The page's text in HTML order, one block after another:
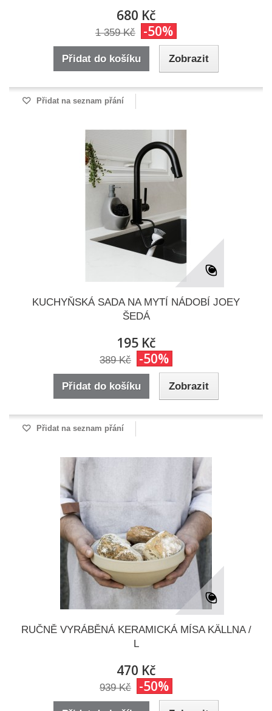
680 Kč
1 359 Kč -50%
Přidat do košíku Zobrazit
Přidat na seznam přání
KUCHYŇSKÁ SADA NA MYTÍ NÁDOBÍ JOEY
ŠEDÁ
195 Kč
389 Kč -50%
Přidat do košíku Zobrazit
Přidat na seznam přání
RUČNĚ VYRÁBĚNÁ KERAMICKÁ MÍSA KÄLLNA /
L
470 Kč
939 Kč -50%